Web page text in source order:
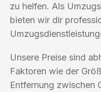
zu helfen. Als
bieten wir dir
Unsere Preise sind
Faktoren wie der
Entfernung zwischen